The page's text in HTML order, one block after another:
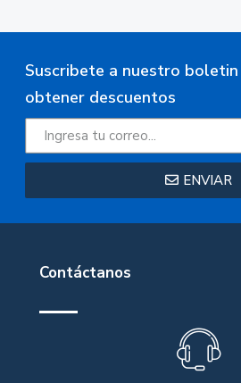
Suscribete a nuestro
obtener descuentos
ENVIAR
Contáctanos